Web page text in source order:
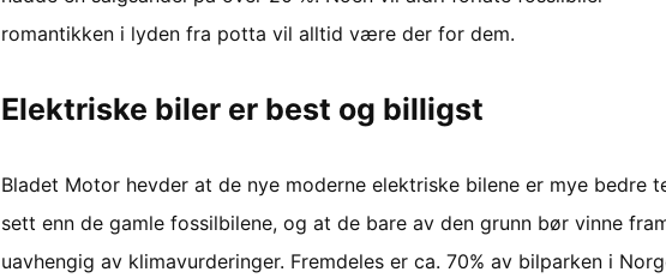
romantikken i lyden fra potta vil alltid være der for dem.
Elektriske biler er best og billigst
Bladet Motor hevder at de nye moderne elektriske bilene er mye bedre
sett enn de gamle fossilbilene, og at de bare av den grunn bør vinne
uavhengig av klimavurderinger. Fremdeles er ca. 70% av bilparken i